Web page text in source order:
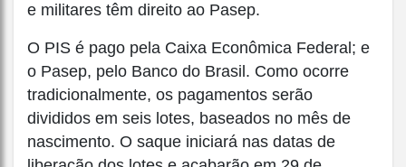
e militares têm direito ao Pasep.
O PIS é pago pela Caixa Econômica Federal; e
o Pasep, pelo Banco do Brasil. Como ocorre
tradicionalmente, os pagamentos serão
divididos em seis lotes, baseados no mês de
nascimento. O saque iniciará nas datas de